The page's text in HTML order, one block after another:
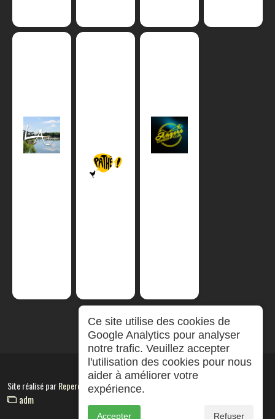
Site réalisé parRepereCom
adm
Ce site utilise des cookies de
Google Analytics pour analyser
notre trafic. Veuillez accepter
l'utilisation des cookies pour nous
aider à améliorer votre
expérience.
Accepter Refuser